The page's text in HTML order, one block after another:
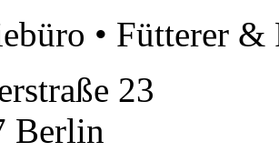
• Fütterer
23
Berlin